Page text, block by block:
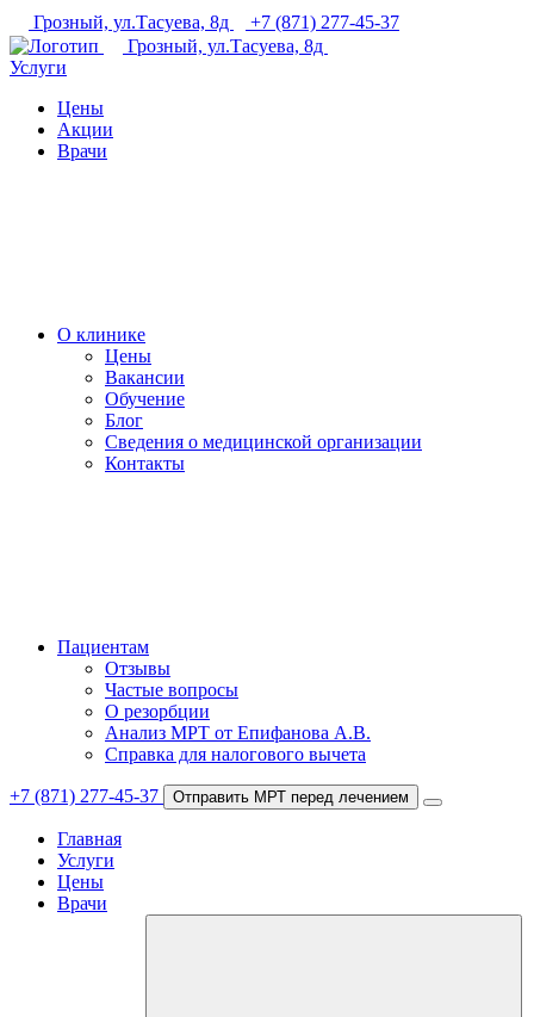
Грозный, ул.Тасуева, 8д
+7 (871) 277-45-37
Грозный, ул.Тасуева, 8д
Услуги
Цены
Акции
Врачи
О клинике
Цены
Вакансии
Обучение
Блог
Сведения о медицинской организации
Контакты
Пациентам
Отзывы
Частые вопросы
О резорбции
Анализ МРТ от Епифанова А.В.
Справка для налогового вычета
+7 (871) 277-45-37 Отправить МРТ перед лечением
Главная
Услуги
Цены
Врачи